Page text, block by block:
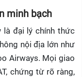
minh bạch
là đại lý chính thức
nội địa lớn như
Airways. Mọi giao
chứng từ rõ ràng,